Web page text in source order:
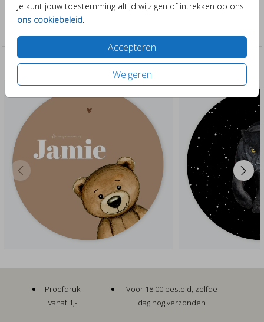
Je kunt jouw toestemming altijd wijzigen of intrekken op ons
ons cookiebeleid.
Accepteren
Weigeren
Collectie
Past er leuk bij
Proefdruk
vanaf 1,-
Voor 18:00 besteld, zelfde
dag nog verzonden